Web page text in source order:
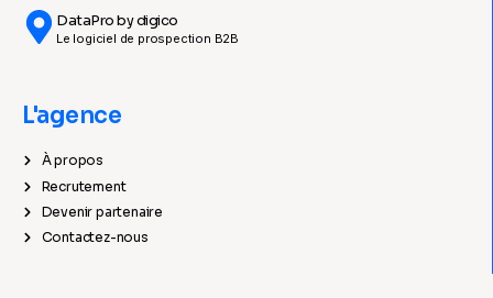
DataPro by digico
Le logiciel de prospection B2B
L'agence
À propos
Recrutement
Devenir partenaire
Contactez-nous